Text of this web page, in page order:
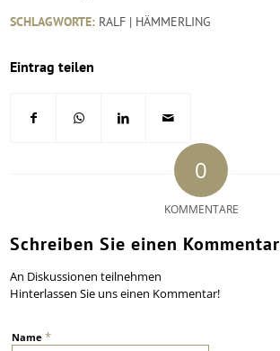
SCHLAGWORTE: RALF | HÄMMERLING
Eintrag teilen
0
KOMMENTARE
Schreiben Sie einen Kommentar
An Diskussionen teilnehmen
Hinterlassen Sie uns einen Kommentar!
Name*